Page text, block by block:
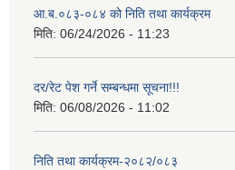
आ.ब.०८३-०८४ काे निति तथा कार्यक्रम
मिति: 06/24/2026 - 11:23
दर/रेट पेश गर्ने सम्बन्धमा सूचना!!!
मिति: 06/08/2026 - 11:02
निति तथा कार्यक्रम-२०८२/०८३